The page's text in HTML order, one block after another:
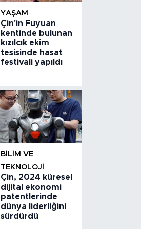
YAŞAM
Çin'in Fuyuan
kentinde bulunan
kızılcık ekim
tesisinde hasat
festivali yapıldı
BILIM VE
TEKNOLOJI
Çin, 2024 küresel
dijital ekonomi
patentlerinde
dünya liderliğini
sürdürdü